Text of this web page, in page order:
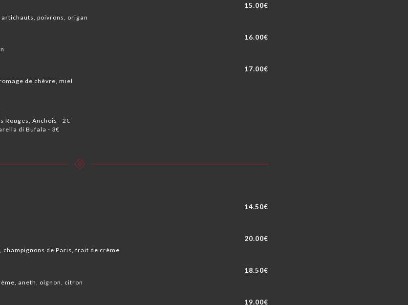
15.00€
poivrons, origan
16.00€
17.00€
de chèvre, miel
Rouges, Anchois - 2€
di Bufala - 3€
14.50€
20.00€
de Paris, trait de crème
18.50€
aneth, oignon, citron
19.00€